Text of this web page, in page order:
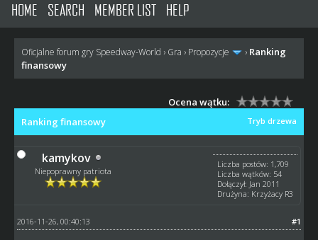
HOME SEARCH MEMBER LIST HELP
Oficjalne forum gry Speedway-World › Gra › Propozycje › Ranking
finansowy
Ocena wątku:
Tryb drzewa
Ranking finansowy
kamykov
Niepoprawny patriota
Liczba postów: 1,709
Liczba wątków: 54
Dołączył: Jan 2011
Drużyna: Krzyżacy R3
#1
2016-11-26, 00:40:13